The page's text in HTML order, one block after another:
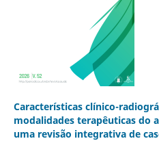
Características clínico-
modalidades terapêuticas do
uma revisão integrativa de